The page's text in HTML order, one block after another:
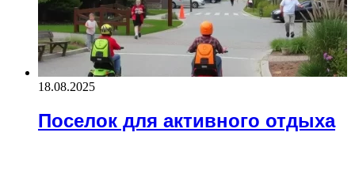
18.08.2025
Поселок для активного отдыха